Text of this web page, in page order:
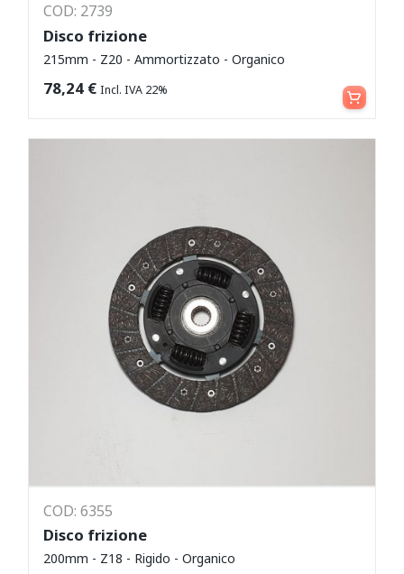
COD: 2739
Disco frizione
215mm - Z20 - Ammortizzato - Organico
78,24 € Incl. IVA 22% Leggi tutto
COD: 6355
Disco frizione
200mm - Z18 - Rigido - Organico